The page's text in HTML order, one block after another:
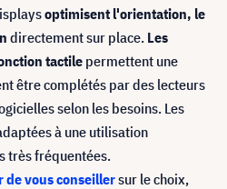
optimisent l'orientation, le
directement sur place. Les
tactile permettent une
être complétés par des lecteurs
selon les besoins. Les
à une utilisation
très fréquentées.
de vous conseillersur le choix,